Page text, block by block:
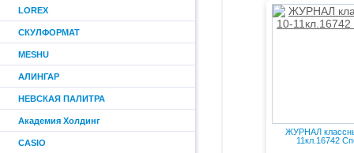
LOREX
СКУЛФОРМАТ
MESHU
АЛИНГАР
НЕВСКАЯ ПАЛИТРА
Академия Холдинг
CASIO
ЖУРНАЛ
11кл.16742